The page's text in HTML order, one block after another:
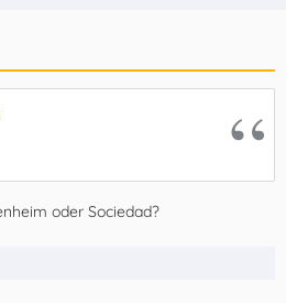
oder Sociedad?